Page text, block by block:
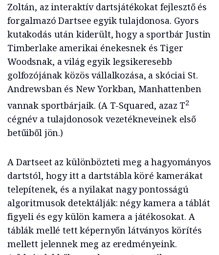
Zoltán, az interaktív dartsjátékokat fejlesztő és
forgalmazó Dartsee egyik tulajdonosa. Gyors
kutakodás után kiderült, hogy a sportbár Justin
Timberlake amerikai énekesnek és Tiger
Woodsnak, a világ egyik legsikeresebb
golfozójának közös vállalkozása, a skóciai St.
Andrewsban és New Yorkban, Manhattenben
vannak sportbárjaik. (A T-Squared, azaz T2
cégnév a tulajdonosok vezetékneveinek első
betűiből jön.)
A Dartseet az különbözteti meg a hagyományos
dartstól, hogy itt a dartstábla köré kamerákat
telepítenek, és a nyilakat nagy pontosságú
algoritmusok detektálják: négy kamera a táblát
figyeli és egy külön kamera a játékosokat. A
táblák mellé tett képernyőn látványos körítés
mellett jelennek meg az eredményeink.